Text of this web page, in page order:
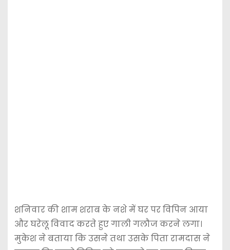
शनिवार की शाम शराब के नशे में घर पर विपिन आया
और घरेलू विवाद करते हुए गाली गलौज करने लगा।
मुकेश ने बताया कि उसने तथा उसके पिता रामदास ने